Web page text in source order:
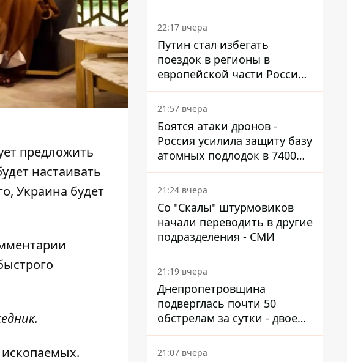
предложить
настаивать
Украина будет
боя
22:17 вчера
Путин стал избегать
поездок в регионы в
европейской части России,
куда регулярно долетают
дроны
21:57 вчера
Боятся атаки дронов -
Россия усилила защиту базу
атомных подлодок в 7400
км от Украины
21:24 вчера
Со "Скалы" штурмовиков
начали переводить в другие
подразделения - СМИ
21:19 вчера
Днепропетровщина
подверглась почти 50
обстрелам за сутки - двое
погибших, шесть
пострадавших
21:07 вчера